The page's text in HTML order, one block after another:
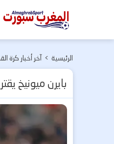
المغرب
الرئيسية > آخر أخبار كرة
بايرن ميونيخ